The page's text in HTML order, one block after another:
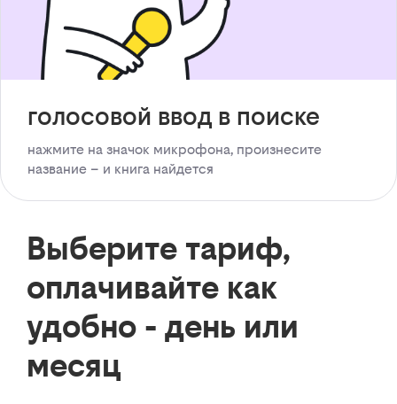
голосовой ввод в поиске
нажмите на значок микрофона, произнесите
название – и книга найдется
Выберите тариф,
оплачивайте как
удобно - день или
месяц